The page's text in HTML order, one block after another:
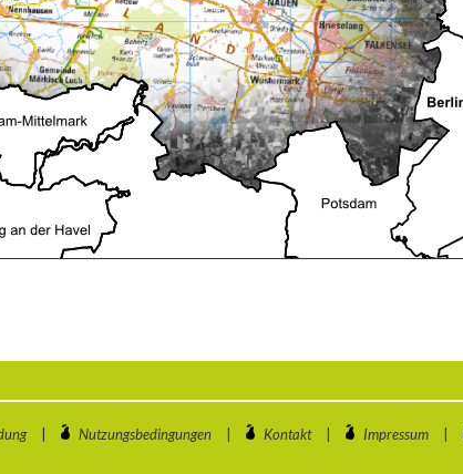
Nutzungsbedingungen Kontakt Impressum